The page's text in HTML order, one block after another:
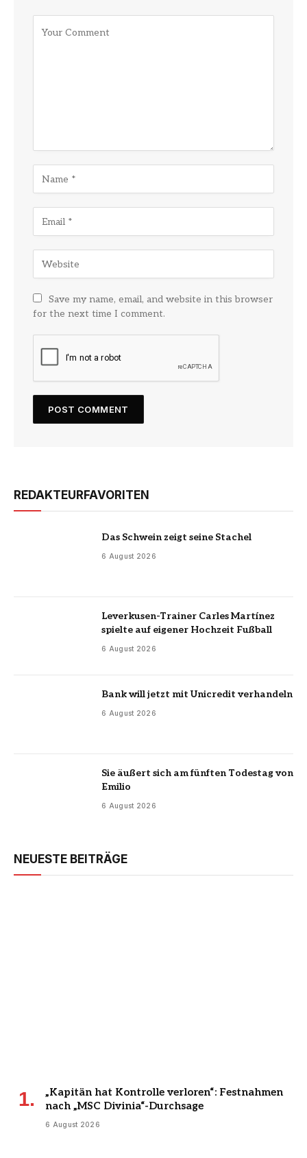
Save my name, email, and website in this browser
for the next time I comment.
REDAKTEURFAVORITEN
Das Schwein zeigt seine Stachel
6 August 2026
Leverkusen-Trainer Carles Martínez
spielte auf eigener Hochzeit Fußball
6 August 2026
Bank will jetzt mit Unicredit verhandeln
6 August 2026
Sie äußert sich am fünften Todestag von
Emilio
6 August 2026
NEUESTE BEITRÄGE
„Kapitän hat Kontrolle verloren“: Festnahmen
nach „MSC Divinia“-Durchsage
6 August 2026